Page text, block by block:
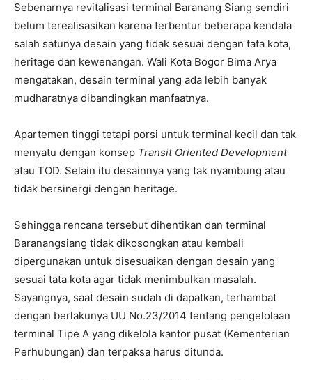
Sebenarnya revitalisasi terminal Baranang Siang sendiri
belum terealisasikan karena terbentur beberapa kendala
salah satunya desain yang tidak sesuai dengan tata kota,
heritage dan kewenangan. Wali Kota Bogor Bima Arya
mengatakan, desain terminal yang ada lebih banyak
mudharatnya dibandingkan manfaatnya.
Apartemen tinggi tetapi porsi untuk terminal kecil dan tak
menyatu dengan konsep Transit Oriented Development
atau TOD. Selain itu desainnya yang tak nyambung atau
tidak bersinergi dengan heritage.
Sehingga rencana tersebut dihentikan dan terminal
Baranangsiang tidak dikosongkan atau kembali
dipergunakan untuk disesuaikan dengan desain yang
sesuai tata kota agar tidak menimbulkan masalah.
Sayangnya, saat desain sudah di dapatkan, terhambat
dengan berlakunya UU No.23/2014 tentang pengelolaan
terminal Tipe A yang dikelola kantor pusat (Kementerian
Perhubungan) dan terpaksa harus ditunda.